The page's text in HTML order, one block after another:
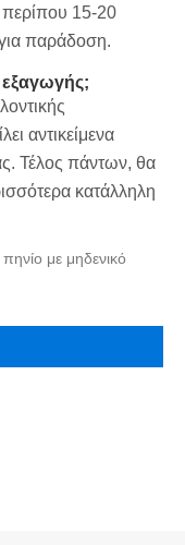
15-20
παράδοση.
εξαγωγής;
αντικείμενα
Τέλος πάντων, θα
κατάλληλη
με μηδενικό